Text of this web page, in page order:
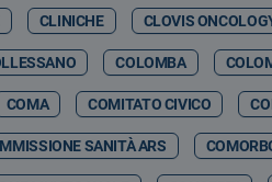
CLINICHE CLOVIS
COLOMBA
COMA COMITATO CIVICO
SANITÀ ARS